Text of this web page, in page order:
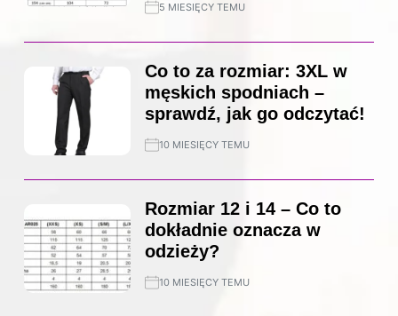
5 MIESIĘCY TEMU
Co to za rozmiar: 3XL w
męskich spodniach –
sprawdź, jak go odczytać!
10 MIESIĘCY TEMU
Rozmiar 12 i 14 – Co to
dokładnie oznacza w
odzieży?
10 MIESIĘCY TEMU